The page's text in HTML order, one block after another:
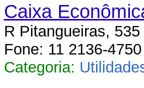
Caixa
R Pitangueiras,
Fone: 11 2136-4750
Categoria: